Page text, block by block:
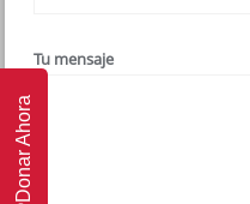
Tu mensaje
Donar Ahora